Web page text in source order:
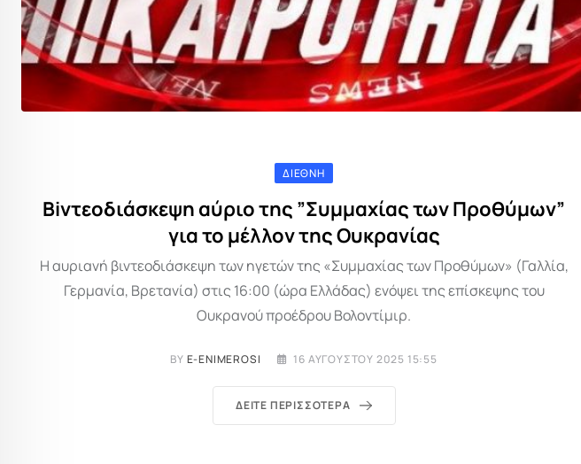
ΔΙΕΘΝΉ
Biντεοδιάσκεψη αύριο της ”Συμμαχίας των Προθύμων”
για το μέλλον της Ουκρανίας
Η αυριανή βιντεοδιάσκεψη των ηγετών της «Συμμαχίας των Προθύμων» (Γαλλία,
Γερμανία, Βρετανία) στις 16:00 (ώρα Ελλάδας) ενόψει της επίσκεψης του
Ουκρανού προέδρου Βολοντίμιρ.
BY E-ENIMEROSI 16 ΑΥΓΟΎΣΤΟΥ 2025 15:55
ΔΕΊΤΕ ΠΕΡΙΣΣΌΤΕΡΑ